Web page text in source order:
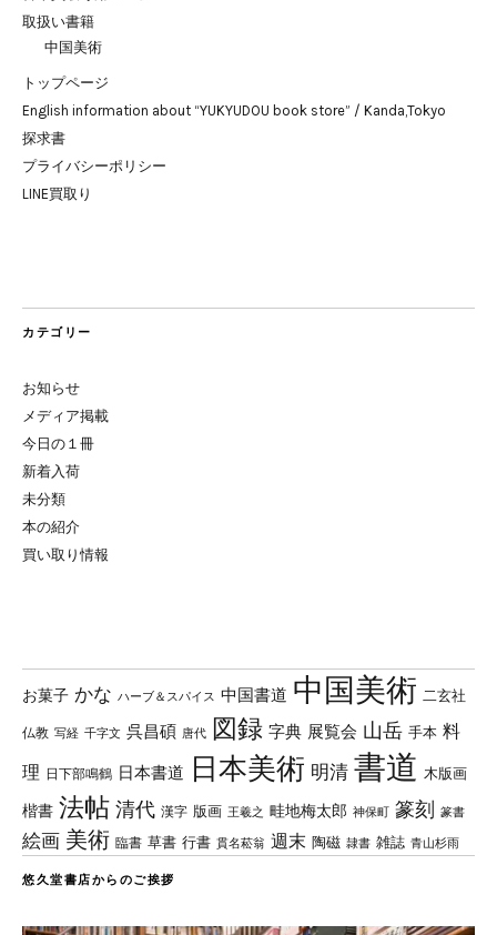
取扱い書籍
中国美術
トップページ
English information about “YUKYUDOU book store” / Kanda,Tokyo
探求書
プライバシーポリシー
LINE買取り
カテゴリー
お知らせ
メディア掲載
今日の１冊
新着入荷
未分類
本の紹介
買い取り情報
お菓子 かな ハーブ＆スパイス 中国書道 中国美術 二玄社
仏教 写経 千字文 呉昌碩 唐代 図録 字典 展覧会 山岳 手本 料
理 日下部鳴鶴 日本書道 日本美術 明清 書道 木版画
楷書 法帖 清代 漢字 版画 王羲之 畦地梅太郎 神保町 篆刻 篆書
絵画 美術 臨書 草書 行書 貫名菘翁 週末 陶磁 隷書 雑誌 青山杉雨
悠久堂書店からのご挨拶